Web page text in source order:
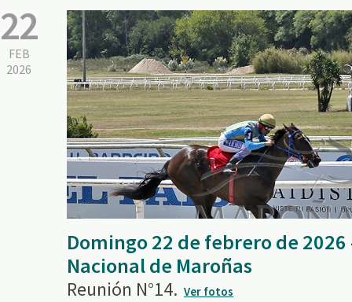
22
FEB
2026
Domingo 22 de febrero de
Nacional de Maroñas
Reunión N°14. Ver fotos